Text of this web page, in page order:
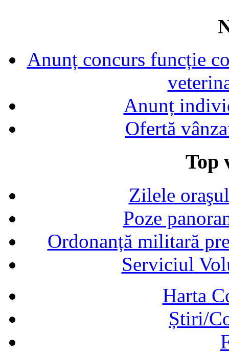
Anunț concurs funcție
Anunț
Ofertă
Top
Zilele
Poze
Ordonanță militară
Serviciul
Harta
Știri/